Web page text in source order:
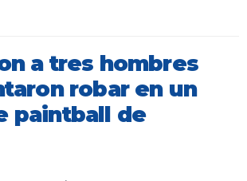
a tres hombres
robar en un
paintball de